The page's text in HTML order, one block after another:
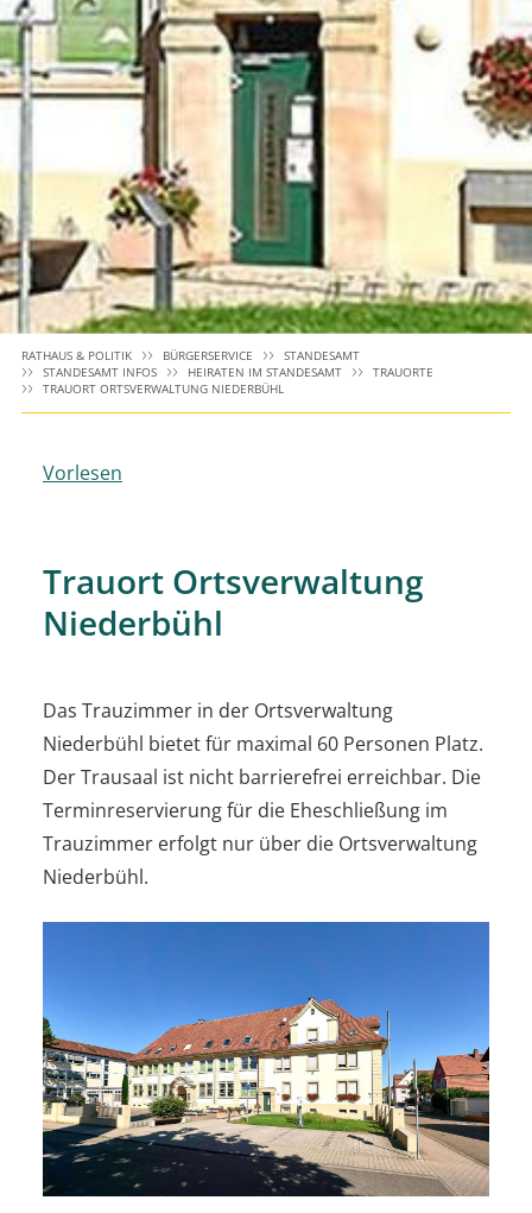
RATHAUS & POLITIK BÜRGERSERVICE
STANDESAMT
STANDESAMT INFOS
HEIRATEN IM STANDESAMT
TRAUORTE
TRAUORT ORTSVERWALTUNG NIEDERBÜHL
Vorlesen
Trauort Ortsverwaltung
Niederbühl
Das Trauzimmer in der Ortsverwaltung
Niederbühl bietet für maximal 60 Personen Platz.
Der Trausaal ist nicht barrierefrei erreichbar. Die
Terminreservierung für die Eheschließung im
Trauzimmer erfolgt nur über die Ortsverwaltung
Niederbühl.